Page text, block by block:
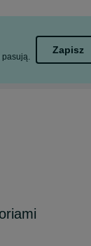
pasują.
Zapisz